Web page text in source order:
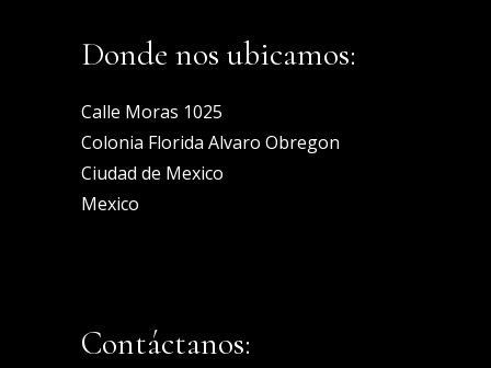
Donde nos ubicamos:
Calle Moras 1025
Colonia Florida Alvaro Obregon
Ciudad de Mexico
Mexico
Contáctanos: